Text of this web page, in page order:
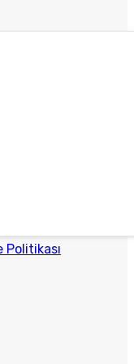
Politikası